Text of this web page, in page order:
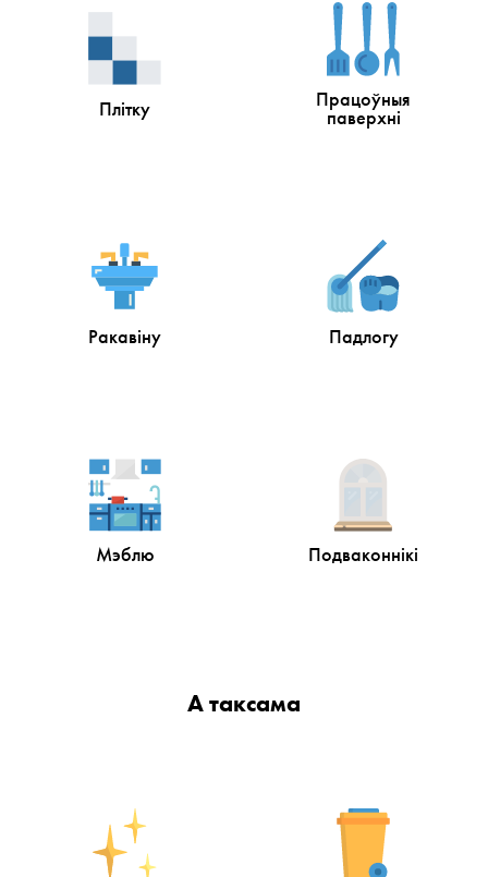
Плітку Працоўныя
паверхні
Ракавіну Падлогу
Мэблю Подваконнікі
А таксама